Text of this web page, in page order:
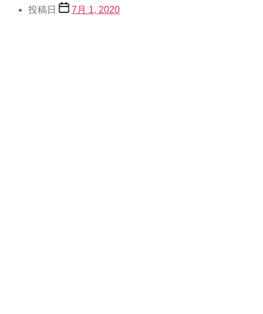
投稿日 7月 1, 2020